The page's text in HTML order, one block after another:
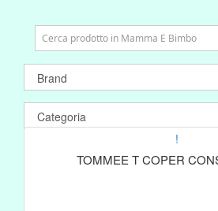
!
TOMMEE T COPER